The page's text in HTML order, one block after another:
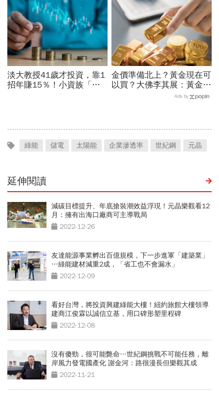
淡大教授41歲才投資，靠1
招年賺15％！小資族「勝
金價準備北上？黃金現在可
以買？大佛李其展：黃金價
格摸到4300美元是好事！
Ads by
綠能 儲電 太陽能 企業滲透率 世紀鋼 元晶
延伸閱讀
減碳目標提升、年底搶裝潮效益浮現！元晶樂觀看12
月：擁有出海口廠商可主導戰局
2022-12-26
友達能源事業孵出百億規模，下一步進軍「建築業」
…綠能建材減重2成，「省工也不會漏水」
2022-12-09
看好台灣，將投資興建綠能大樓！紐約旅館大樓領導
建商江俊霖以誠信立基，用口碑形塑里程碑
2022-12-08
沒有傻勁，很可能斃命…世紀鋼挑戰不可能任務，離
岸風力發電國產化 謝金河：路很漫長但樂觀其成
2022-11-21